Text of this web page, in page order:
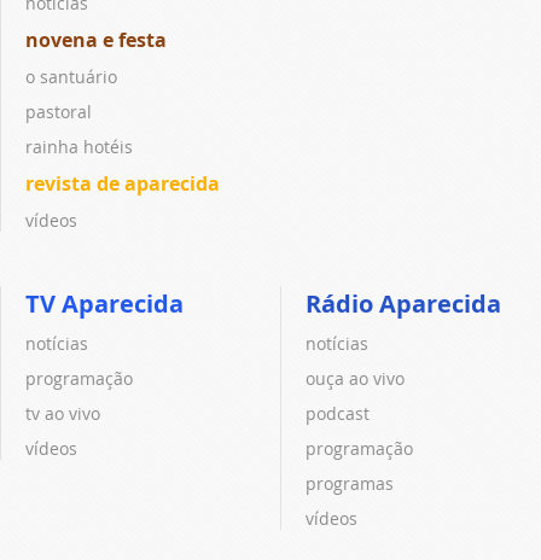
novena e festa
o santuário
pastoral
rainha hotéis
revista de aparecida
vídeos
TV Aparecida
notícias
programação
tv ao vivo
vídeos
Rádio Aparecida
notícias
ouça ao vivo
podcast
programação
programas
vídeos